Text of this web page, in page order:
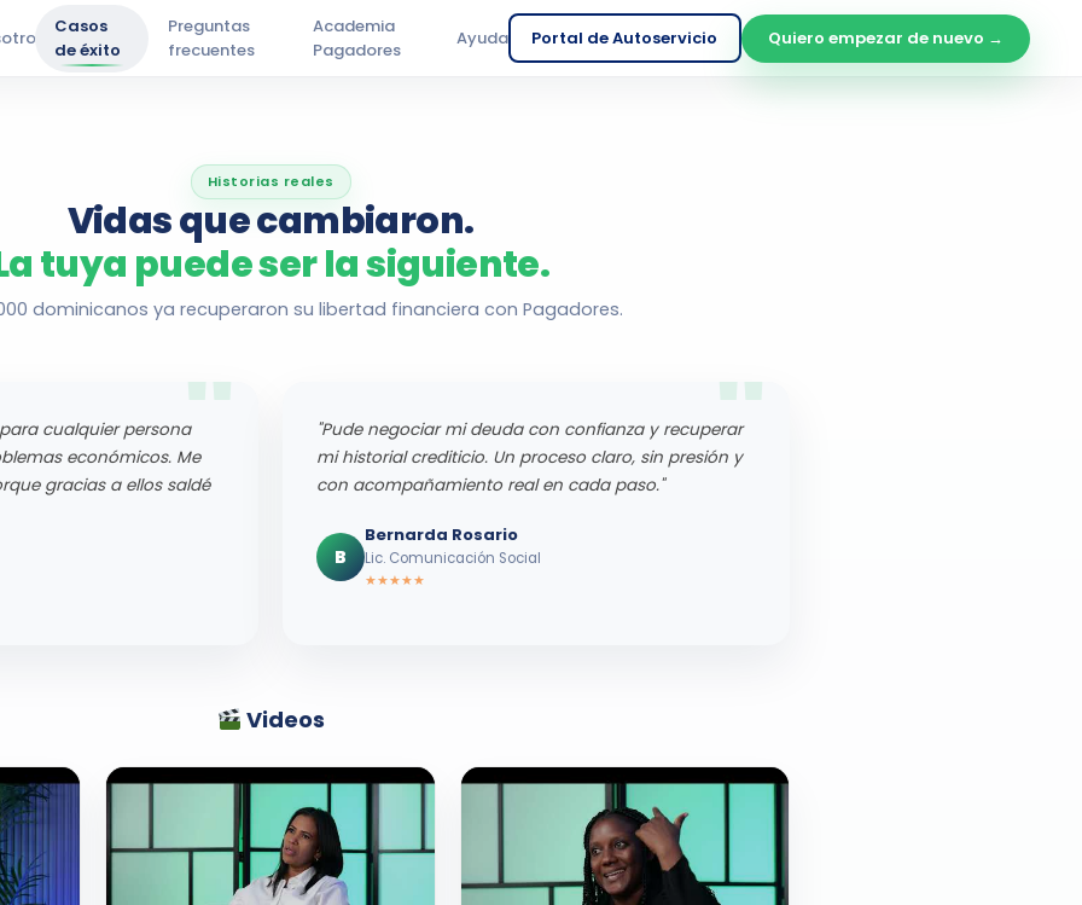
Casos
de éxito
Preguntas
frecuentes
Academia
Pagadores
Ayuda Portal de Autoservicio Quiero empezar de nuevo →
Historias reales
Vidas que cambiaron.
tuya puede ser la siguiente.
dominicanos ya recuperaron su libertad financiera con Pagadores.
cualquier persona
económicos. Me
gracias a ellos saldé
"Pude negociar mi deuda con confianza y recuperar
mi historial crediticio. Un proceso claro, sin presión y
con acompañamiento real en cada paso."
B
Bernarda Rosario
Lic. Comunicación Social
★★★★★
Videos